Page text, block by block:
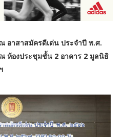
อาสาสมัครดีเด่น ประจำปี พ.ศ.
ห้องประชุมชั้น 2 อาคาร 2 มูลนิธิ